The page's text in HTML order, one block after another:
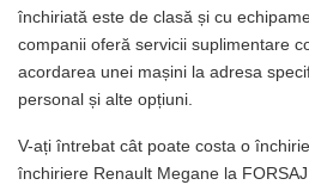
închiriată este de clasă și cu
companii oferă servicii suplimentare
acordarea unei mașini la adresa
personal și alte opțiuni.
V-ați întrebat cât poate costa o
închiriere Renault Megane la